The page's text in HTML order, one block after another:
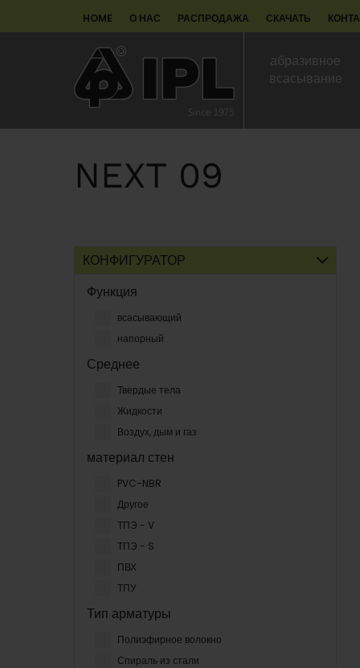
HOME О НАС РАСПРОДАЖА СКАЧАТЬ
абразивное
всасывание
NEXT 09
КОНФИГУРАТОР
Функция
всасывающий
напорный
Среднее
Твердые тела
Жидкости
Воздух, дым и газ
материал стен
PVC-NBR
Другое
ТПЭ - V
ТПЭ - S
ПВХ
ТПУ
Тип арматуры
Полиэфирное волокно
Спираль из стали